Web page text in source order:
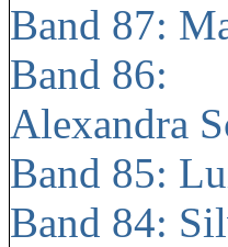
Band 87:
Band 86:
Alexandra
Band 85:
Band 84: